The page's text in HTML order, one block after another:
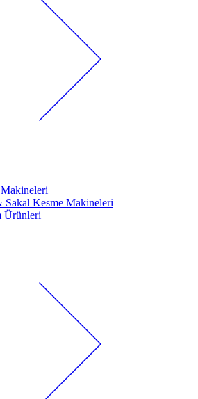
Makineleri
Sakal Kesme Makineleri
Ürünleri